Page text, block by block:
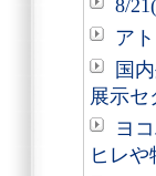
8/
ア
国
展示セ
ヨ
ヒレ